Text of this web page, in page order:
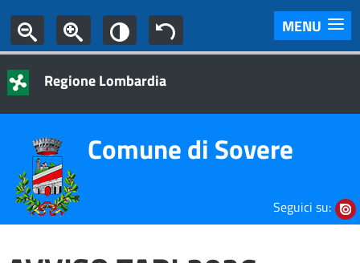
MENU
Regione Lombardia
Comune di Sovere
Seguici su: